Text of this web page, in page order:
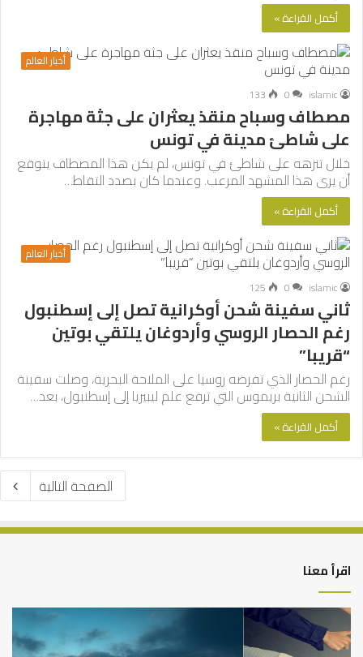
أكمل القراءة »
أخبار العالم
islamic
0
133
مصطاف وسباح منقذ يعثران على جثة مهاجرة
على شاطئ مدينة في تونس
خلال تنزهه على شاطئ في تونس، لم يكن هذا المصطاف يتوقع
أن يرى هذا المشهد المرعب. وعندما كان بصدد التقاط…
أكمل القراءة »
أخبار العالم
islamic
0
125
ثاني سفينة شحن أوكرانية تصل إلى إسطنبول
رغم الحصار الروسي وأردوغان يلتقي بوتين
“قريبا”
رغم الحصار الذي تفرضه روسيا على الملاحة البحرية، وصلت سفينة
الشحن الثانية بريموس التي ترفع علم ليبيريا إلى إسطنبول، بعد…
أكمل القراءة »
الصفحة التالية
اقرأ معنا
التوازن
بين
عمل